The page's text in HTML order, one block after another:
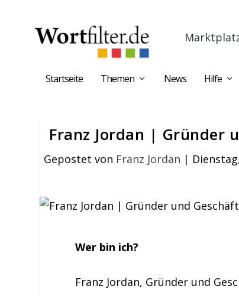
Startseite Themen News Hilfe
Franz Jordan | Gründer
Gepostet von Franz Jordan |
Wer bin ich?
Franz Jordan, Gründer und